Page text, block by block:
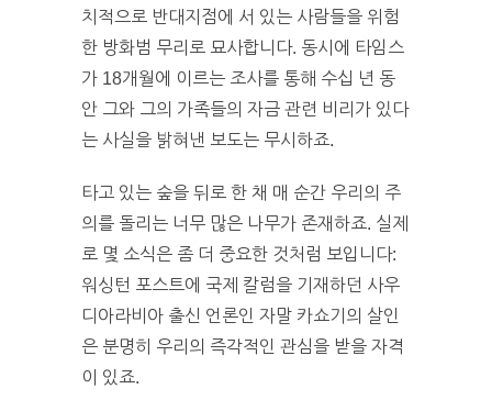
치적으로 반대지점에 서 있는 사람들을 위험
한 방화범 무리로 묘사합니다. 동시에 타임스
가 18개월에 이르는 조사를 통해 수십 년 동
안 그와 그의 가족들의 자금 관련 비리가 있다
는 사실을 밝혀낸 보도는 무시하죠.
타고 있는 숲을 뒤로 한 채 매 순간 우리의 주
의를 돌리는 너무 많은 나무가 존재하죠. 실제
로 몇 소식은 좀 더 중요한 것처럼 보입니다:
워싱턴 포스트에 국제 칼럼을 기재하던 사우
디아라비아 출신 언론인 자말 카쇼기의 살인
은 분명히 우리의 즉각적인 관심을 받을 자격
이 있죠.